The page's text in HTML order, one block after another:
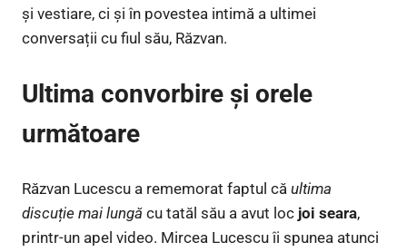
și vestiare, ci și în povestea intimă a ultimei
conversații cu fiul său, Răzvan.
Ultima convorbire și orele
următoare
Răzvan Lucescu a rememorat faptul că ultima
discuție mai lungă cu tatăl său a avut loc joi seara,
printr-un apel video. Mircea Lucescu îi spunea atunci